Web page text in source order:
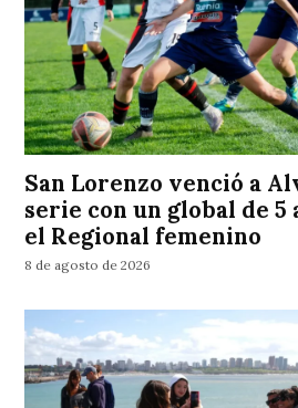
San Lorenzo venció a
serie con un global de 5
el Regional femenino
8 de agosto de 2026